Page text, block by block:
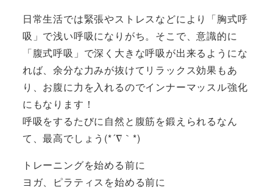
日常生活では緊張やストレスなどにより「胸式呼
吸」で浅い呼吸になりがち。そこで、意識的に
「腹式呼吸」で深く大きな呼吸が出来るようにな
れば、余分な力みが抜けてリラックス効果もあ
り、お腹に力を入れるのでインナーマッスル強化
にもなります！
呼吸をするたびに自然と腹筋を鍛えられるなん
て、最高でしょう(*´∇｀*)
トレーニングを始める前に
ヨガ、ピラティスを始める前に